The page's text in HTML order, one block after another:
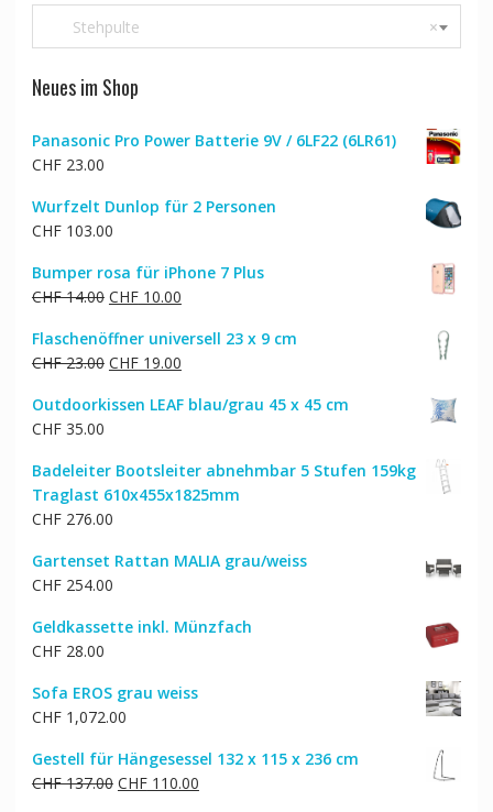
×
Stehpulte
Neues im Shop
Panasonic Pro Power Batterie 9V / 6LF22 (6LR61)
CHF23.00
Wurfzelt Dunlop für 2 Personen
CHF103.00
Bumper rosa für iPhone 7 Plus
CHF14.00 Ursprünglicher
war:
CHF 14.00
CHF10.00Aktueller
ist:
CHF 10.00.
Flaschenöffner universell 23 x 9 cm
CHF23.00 Ursprünglicher
war:
CHF19.00Aktueller
ist:
Outdoorkissen LEAF blau/grau 45 x 45 cm
CHF35.00
Badeleiter Bootsleiter abnehmbar 5 Stufen 159kg
Traglast 610x455x1825mm
CHF276.00
Gartenset Rattan MALIA grau/weiss
CHF254.00
Geldkassette inkl. Münzfach
CHF28.00
Sofa EROS grau weiss
CHF1,072.00
Gestell für Hängesessel 132 x 115 x 236 cm
CHF137.00 Ursprünglicher
CHF110.00Aktueller